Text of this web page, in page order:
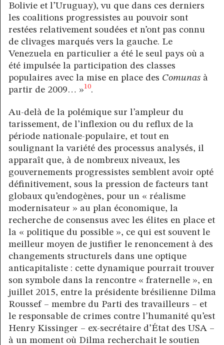
Bolivie et l’Uruguay), vu que dans ces derniers
les coalitions progressistes au pouvoir sont
restées relativement soudées et n’ont pas connu
de clivages marqués vers la gauche. Le
Venezuela en particulier a été le seul pays où a
été impulsée la participation des classes
populaires avec la mise en place des Comunas à
partir de 2009… »10.
Au-delà de la polémique sur l’ampleur du
tarissement, de l’inflexion ou du reflux de la
période nationale-populaire, et tout en
soulignant la variété des processus analysés, il
apparaît que, à de nombreux niveaux, les
gouvernements progressistes semblent avoir opté
définitivement, sous la pression de facteurs tant
globaux qu’endogènes, pour un « réalisme
modernisateur » au plan économique, la
recherche de consensus avec les élites en place et
la « politique du possible », ce qui est souvent le
meilleur moyen de justifier le renoncement à des
changements structurels dans une optique
anticapitaliste : cette dynamique pourrait trouver
son symbole dans la rencontre « fraternelle », en
juillet 2015, entre la présidente brésilienne Dilma
Roussef – membre du Parti des travailleurs – et
le responsable de crimes contre l’humanité qu’est
Henry Kissinger – ex-secrétaire d’État des USA –
à un moment où Dilma recherchait le soutien